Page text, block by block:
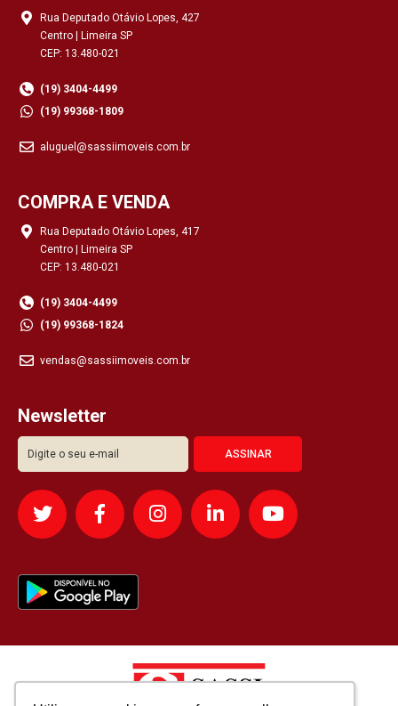
Rua Deputado Otávio Lopes, 427
Centro | Limeira SP
CEP: 13.480-021
(19) 3404-4499
(19) 99368-1809
aluguel@sassiimoveis.com.br
COMPRA E VENDA
Rua Deputado Otávio Lopes, 417
Centro | Limeira SP
CEP: 13.480-021
(19) 3404-4499
(19) 99368-1824
vendas@sassiimoveis.com.br
Newsletter